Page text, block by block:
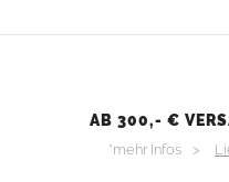
AB 300,- €
*mehr Infos >